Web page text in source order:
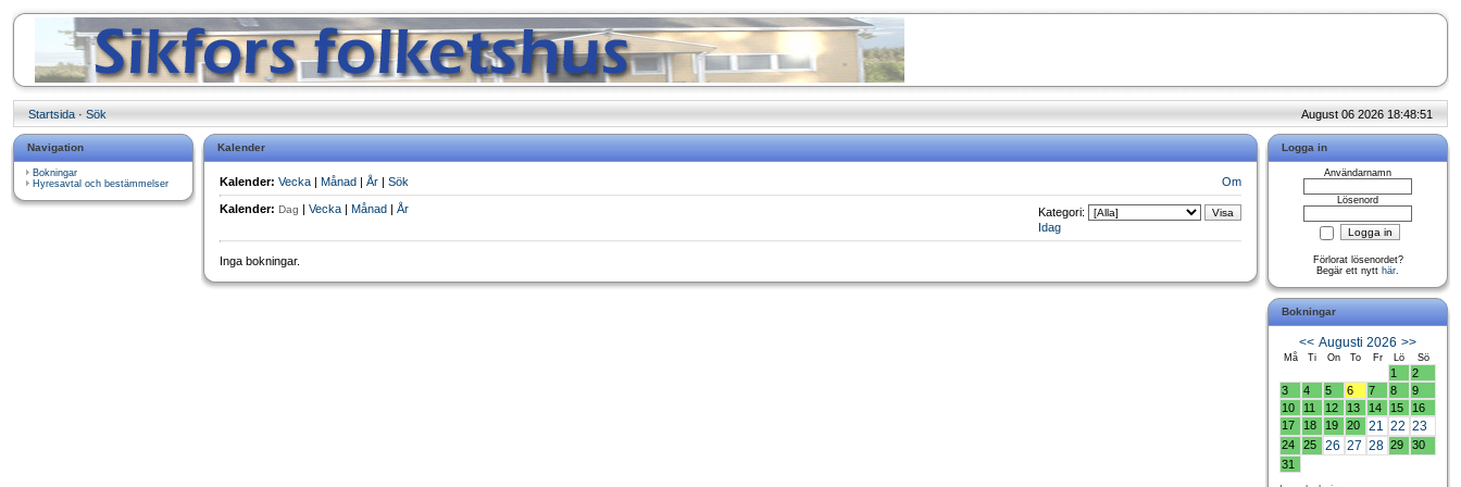
Startsida · Sök August 06 2026 18:48:51
Navigation
Bokningar
Hyresavtal och bestämmelser
Kalender
Kalender: Vecka | Månad | År | Sök Om
Kalender: Dag | Vecka | Månad | År
Kategori:
Idag
Inga bokningar.
Logga in
Användarnamn
Lösenord
Förlorat lösenordet?
Begär ett nytt här.
Bokningar
<< Augusti 2026 >>
Må Ti On To Fr Lö Sö
1
2
3
4 5 6 7 8
9
10
11 12 13 14 15
16
17
18 19 20 21 22 23
24 25 26 27 28 29
30
31